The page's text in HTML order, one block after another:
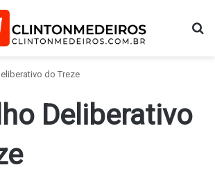
do Treze
Deliberativo